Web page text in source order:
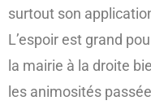
surtout son
L’espoir est grand
la mairie à la droite
les animosités